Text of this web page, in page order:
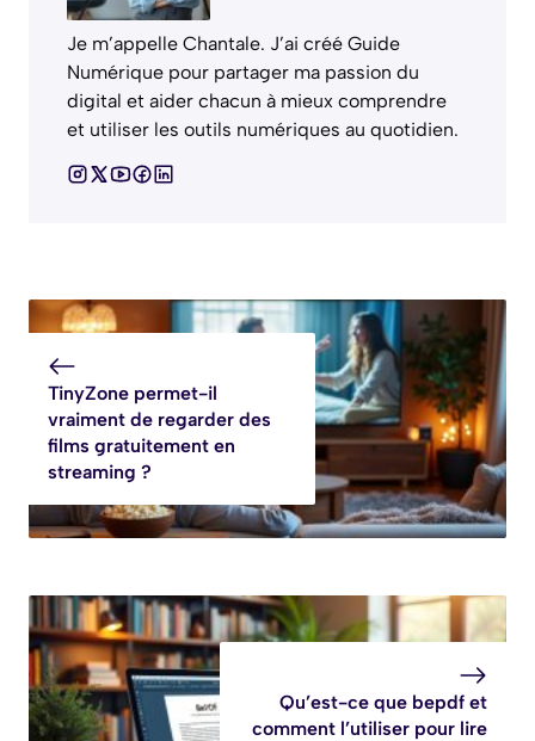
Je m’appelle Chantale. J’ai créé Guide
Numérique pour partager ma passion du
digital et aider chacun à mieux comprendre
et utiliser les outils numériques au quotidien.
TinyZone permet-il
vraiment de regarder des
films gratuitement en
streaming ?
Qu’est-ce que bepdf et
comment l’utiliser pour lire